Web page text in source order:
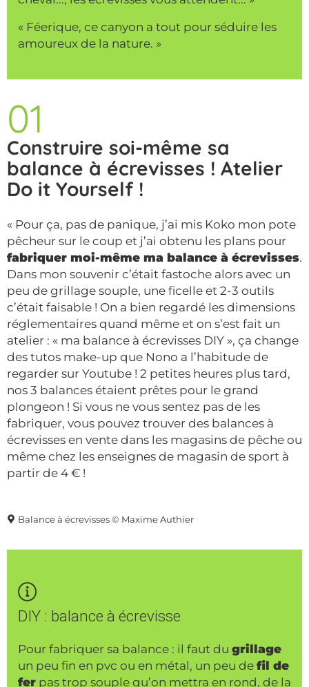
« Féerique, ce canyon a tout pour séduire les
amoureux de la nature. »
Balance à écrevisses © Maxime Authier
01
Construire soi-même sa
balance à écrevisses ! Atelier
Do it Yourself !
« Pour ça, pas de panique, j’ai mis Koko mon pote
pêcheur sur le coup et j’ai obtenu les plans pour
fabriquer moi-même ma balance à écrevisses.
Dans mon souvenir c’était fastoche alors avec un
peu de grillage souple, une ficelle et 2-3 outils
c’était faisable ! On a bien regardé les dimensions
réglementaires quand même et on s’est fait un
atelier : « ma balance à écrevisses DIY », ça change
des tutos make-up que Nono a l’habitude de
regarder sur Youtube ! 2 petites heures plus tard,
nos 3 balances étaient prêtes pour le grand
plongeon ! Si vous ne vous sentez pas de les
fabriquer, vous pouvez trouver des balances à
écrevisses en vente dans les magasins de pêche ou
même chez les enseignes de magasin de sport à
partir de 4 € !
DIY : balance à écrevisse
Pour fabriquer sa balance : il faut du grillage
un peu fin en pvc ou en métal, un peu de fil de
fer pas trop souple qu’on mettra en rond, de la